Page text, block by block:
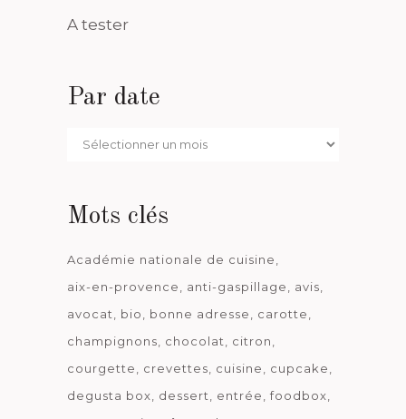
A tester
Par date
Par
Mots clés
Académie nationale de cuisine
aix-en-provence
anti-gaspillage
avis
avocat
bio bonne adresse
carotte
champignons
chocolat
citron
courgette
crevettes cuisine
cupcake
degusta box
dessert entrée
foodbox